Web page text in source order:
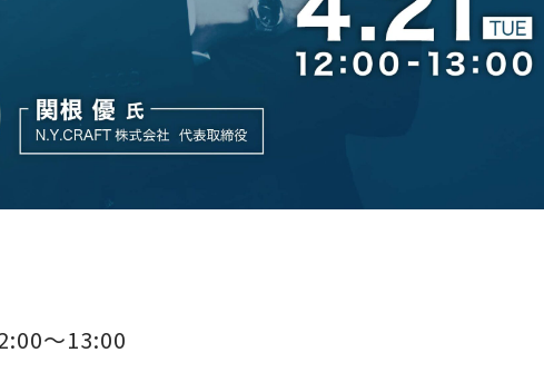
〜13:00